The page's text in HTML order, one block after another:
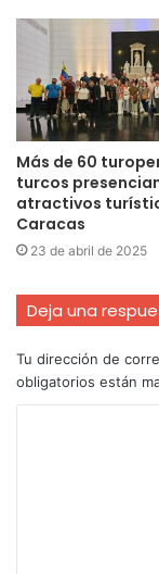
Más de 60
turcos
atractivos
Caracas
23 de abril de 2025
Deja una
Tu dirección de
obligatorios están